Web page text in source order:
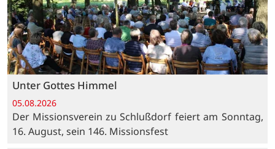
Unter Gottes Himmel
05.08.2026
Der Missionsverein zu Schlußdorf feiert am Sonntag,
16. August, sein 146. Missionsfest